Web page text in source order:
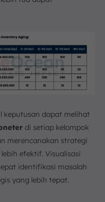
keputusan dapat melihat
di setiap kelompok
merencanakan strategi
efektif. Visualisasi
identifikasi masalah
yang lebih tepat.